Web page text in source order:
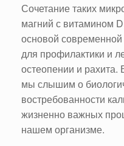
Сочетание таких
магний с витамином
основой
для профилактики и
остеопении и
мы слышим о
востребованности
жизненно важных
нашем организме.